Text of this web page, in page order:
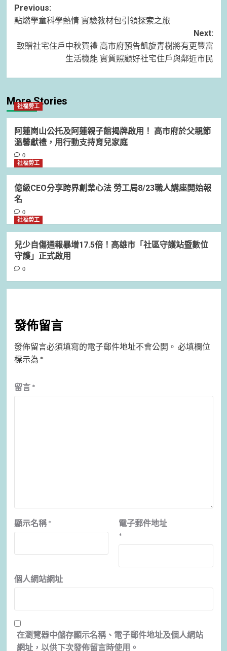
Post
navigation
Previous:
點燃學童科學熱情 實驗教材包引領探索之旅
Next:
致贈社宅住戶中秋賀禮 高市府預告凱旋青樹將有更豐富
生活機能 實質照顧好社宅住戶與鄰近市民
More Stories
社福勞工
阿蓮崗山公托及阿蓮親子館揭牌啟用！ 高市府於父親節
溫馨獻禮，用行動支持育兒家庭
0
社福勞工
億級CEO分享跨界創業心法 勞工局8/23職人講座開始報
名
0
社福勞工
兒少自傷通報暴增17.5倍！高雄市「社區守護站暨數位
守護」正式啟用
0
發佈留言
發佈留言必須填寫的電子郵件地址不會公開。 必填欄位
標示為 *
留言 *
顯示名稱 *
電子郵件地址
*
個人網站網址
在瀏覽器中儲存顯示名稱、電子郵件地址及個人網站
網址，以供下次發佈留言時使用。